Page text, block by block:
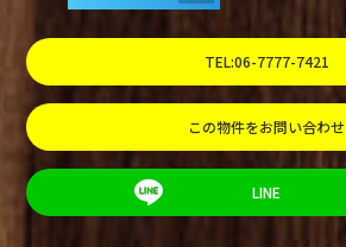
TEL:06-7777-7421
この物件をお問い合わせ
LINE